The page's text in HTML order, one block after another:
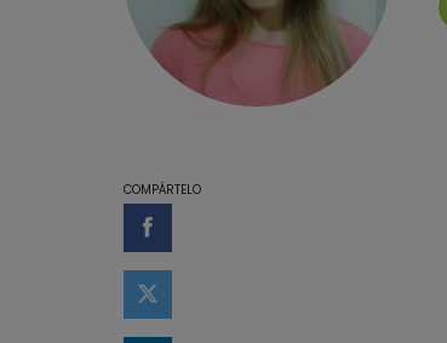
COMPÁRTELO
Compartir en Facebook
Compartir en Twitter